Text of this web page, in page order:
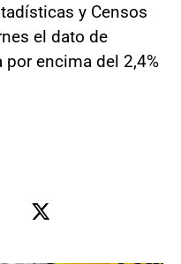
y Censos
el dato de
encima del 2,4%